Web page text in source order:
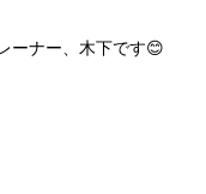
ーナー、木下です😊